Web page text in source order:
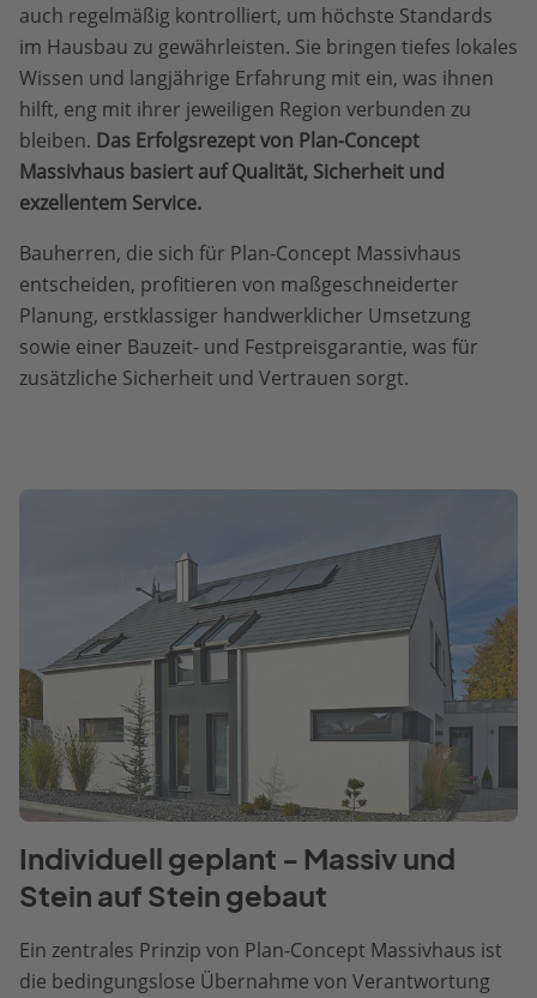
auch regelmäßig kontrolliert, um höchste Standards
im Hausbau zu gewährleisten. Sie bringen tiefes lokales
Wissen und langjährige Erfahrung mit ein, was ihnen
hilft, eng mit ihrer jeweiligen Region verbunden zu
bleiben. Das Erfolgsrezept von Plan-Concept
Massivhaus basiert auf Qualität, Sicherheit und
exzellentem Service.
Bauherren, die sich für Plan-Concept Massivhaus
entscheiden, profitieren von maßgeschneiderter
Planung, erstklassiger handwerklicher Umsetzung
sowie einer Bauzeit- und Festpreisgarantie, was für
zusätzliche Sicherheit und Vertrauen sorgt.
Individuell geplant - Massiv und
Stein auf Stein gebaut
Ein zentrales Prinzip von Plan-Concept Massivhaus ist
die bedingungslose Übernahme von Verantwortung